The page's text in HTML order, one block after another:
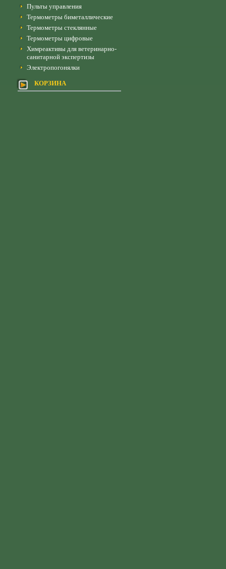
Пульты управления
Термометры биметаллические
Термометры стеклянные
Термометры цифровые
Химреактивы для ветеринарно-
санитарной экспертизы
Электропогонялки
КОРЗИНА